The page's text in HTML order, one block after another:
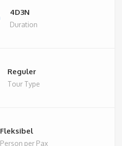
4D3N
Duration
Reguler
Tour Type
Fleksibel
Person per Pax